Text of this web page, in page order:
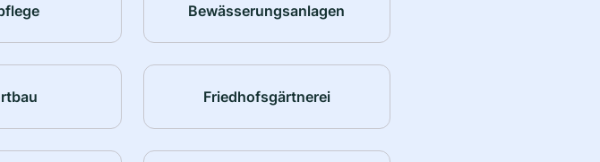
Bewässerungsanlagen
Friedhofsgärtnerei